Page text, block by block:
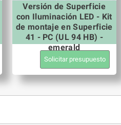
Versión de Superficie
con Iluminación LED - Kit
de montaje en Superficie
41 - PC (UL 94 HB) -
emerald
Solicitar presupuesto